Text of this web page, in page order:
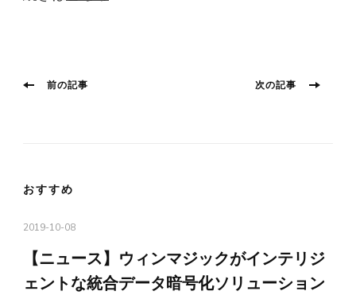
投
ゲ
シ
ョ
ン
前の記事 次の記事 次
おすすめ
2019-10-08
【ニュース】ウィンマジックがインテリジ
ェントな統合データ暗号化ソリューション